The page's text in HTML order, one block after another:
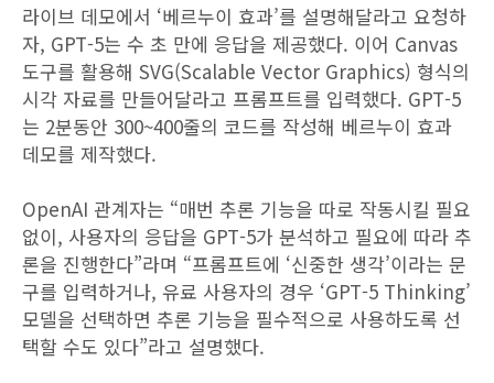
라이브 데모에서 ‘베르누이 효과’를 설명해달라고 요청하
자, GPT-5는 수 초 만에 응답을 제공했다. 이어 Canvas
도구를 활용해 SVG(Scalable Vector Graphics) 형식의
시각 자료를 만들어달라고 프롬프트를 입력했다. GPT-5
는 2분동안 300~400줄의 코드를 작성해 베르누이 효과
데모를 제작했다.
OpenAI 관계자는 “매번 추론 기능을 따로 작동시킬 필요
없이, 사용자의 응답을 GPT-5가 분석하고 필요에 따라 추
론을 진행한다”라며 “프롬프트에 ‘신중한 생각’이라는 문
구를 입력하거나, 유료 사용자의 경우 ‘GPT-5 Thinking’
모델을 선택하면 추론 기능을 필수적으로 사용하도록 선
택할 수도 있다”라고 설명했다.